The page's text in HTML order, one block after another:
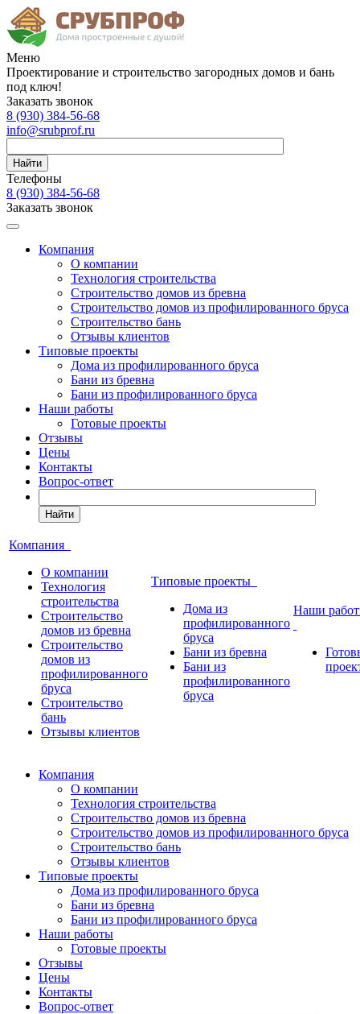
Меню
Проектирование и строительство загородных домов и бань
под ключ!
Заказать звонок
8 (930) 384-56-68
info@srubprof.ru
Найти
Телефоны
8 (930) 384-56-68
Заказать звонок
Компания
О компании
Технология строительства
Строительство домов из бревна
Строительство домов из профилированного бруса
Строительство бань
Отзывы клиентов
Типовые проекты
Дома из профилированного бруса
Бани из бревна
Бани из профилированного бруса
Наши работы
Готовые проекты
Отзывы
Цены
Контакты
Вопрос-ответ
Найти
Компания
О компании
Технология
строительства
Строительство
домов из бревна
Строительство
домов из
профилированного
бруса
Строительство
бань
Отзывы клиентов
Типовые проекты
Дома из
профилированного
бруса
Бани из бревна
Бани из
профилированного
бруса
Наши
Компания
О компании
Технология строительства
Строительство домов из бревна
Строительство домов из профилированного бруса
Строительство бань
Отзывы клиентов
Типовые проекты
Дома из профилированного бруса
Бани из бревна
Бани из профилированного бруса
Наши работы
Готовые проекты
Отзывы
Цены
Контакты
Вопрос-ответ